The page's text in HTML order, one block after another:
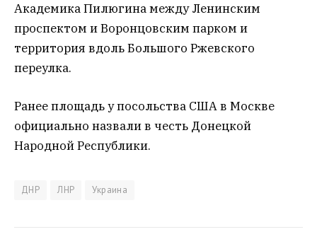
Академика Пилюгина между Ленинским
проспектом и Воронцовским парком и
территория вдоль Большого Ржевского
переулка.
Ранее площадь у посольства США в Москве
официально назвали в честь Донецкой
Народной Республики.
ДНР ЛНР Украина